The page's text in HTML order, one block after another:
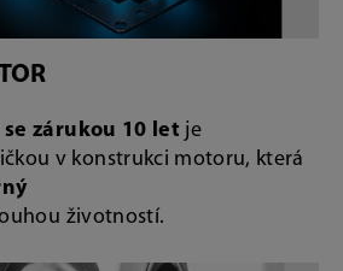
se zárukou 10 let je
v konstrukci motoru, která
životností.